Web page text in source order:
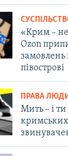
«Крим –
Ozon
півострові
ПРАВА
Мить – і
кримських